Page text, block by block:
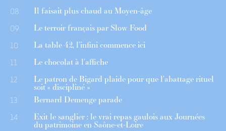
08 Il faisait plus chaud au Moyen-âge
09 Le terroir français par Slow Food
10 La table 42, l’infini commence ici
11 Le chocolat à l’affiche
12 Le patron de Bigard plaide pour que l’abattage rituel
soit « discipliné »
13 Bernard Demenge parade
14 Exit le sanglier : le vrai repas gaulois aux Journées
du patrimoine en Saône-et-Loire